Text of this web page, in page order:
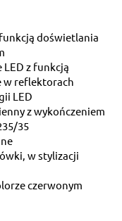
doświetlania
LED z funkcją
w reflektorach
LED
z wykończeniem
35
w stylizacji
czerwonym